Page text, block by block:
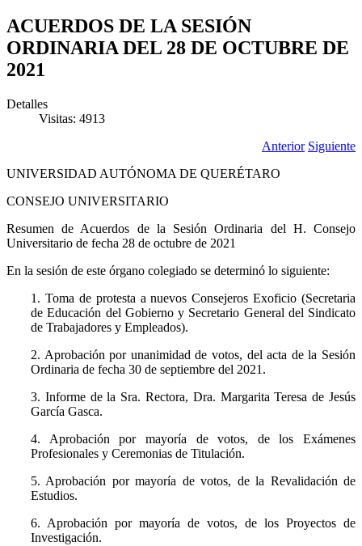
ACUERDOS DE LA SESIÓN
ORDINARIA DEL 28 DE OCTUBRE DE
2021
Detalles
Visitas: 4913
Anterior Siguiente
UNIVERSIDAD AUTÓNOMA DE QUERÉTARO
CONSEJO UNIVERSITARIO
Resumen de Acuerdos de la Sesión Ordinaria del H. Consejo
Universitario de fecha 28 de octubre de 2021
En la sesión de este órgano colegiado se determinó lo siguiente:
1. Toma de protesta a nuevos Consejeros Exoficio (Secretaria
de Educación del Gobierno y Secretario General del Sindicato
de Trabajadores y Empleados).
2. Aprobación por unanimidad de votos, del acta de la Sesión
Ordinaria de fecha 30 de septiembre del 2021.
3. Informe de la Sra. Rectora, Dra. Margarita Teresa de Jesús
García Gasca.
4. Aprobación por mayoría de votos, de los Exámenes
Profesionales y Ceremonias de Titulación.
5. Aprobación por mayoría de votos, de la Revalidación de
Estudios.
6. Aprobación por mayoría de votos, de los Proyectos de
Investigación.